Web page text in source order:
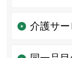
介護サ